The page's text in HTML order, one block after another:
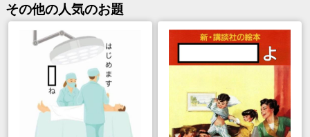
その他の人気のお題